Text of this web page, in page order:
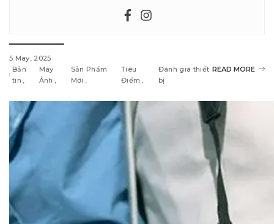
5 May, 2025
Bản
tin
Máy
Ảnh
Sản Phẩm
Mới
Tiêu
Điểm
Đánh giá thiết
bị
READ MORE